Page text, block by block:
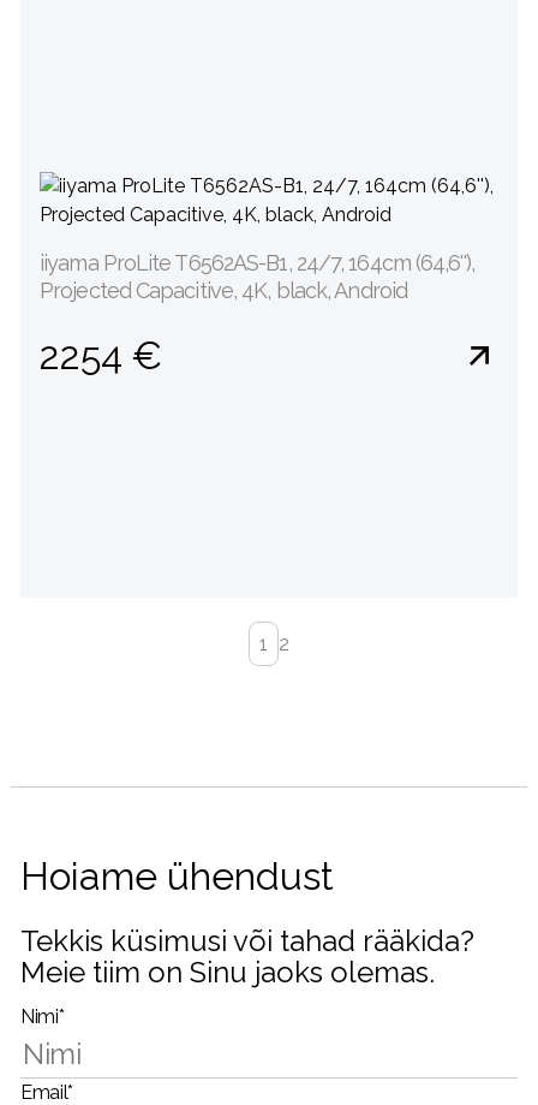
iiyama ProLite T6562AS-B1, 24/7, 164cm (64,6''),
Projected Capacitive, 4K, black, Android
2254 €
1 2
Hoiame ühendust
Tekkis küsimusi või tahad rääkida?
Meie tiim on Sinu jaoks olemas.
Nimi*
Email*